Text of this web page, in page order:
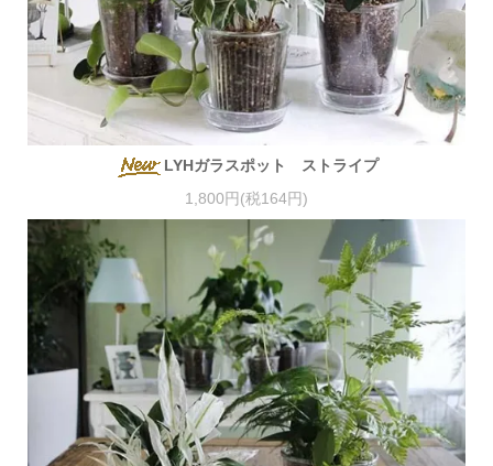
LYHガラスポット ストライプ
1,800円(税164円)